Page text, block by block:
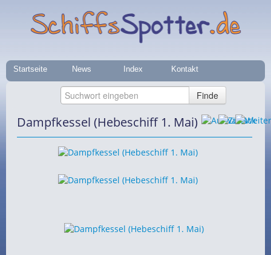
Startseite News Index Kontakt
Dampfkessel (Hebeschiff 1. Mai)